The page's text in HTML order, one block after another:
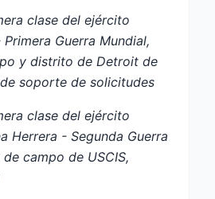
clase del ejército
Guerra Mundial,
y distrito de Detroit de
soporte de solicitudes
clase del ejército
Herrera - Segunda Guerra
campo de USCIS,